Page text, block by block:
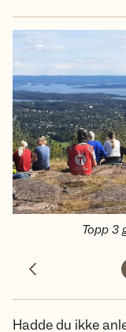
Topp 3
Forrige bilde
Hadde du ikke